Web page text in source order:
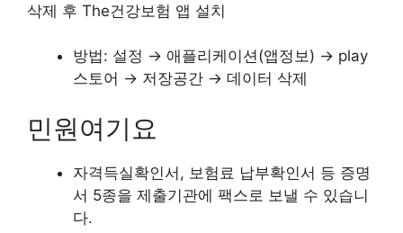
삭제 후 The건강보험 앱 설치
방법: 설정 → 애플리케이션(앱정보) → play
스토어 → 저장공간 → 데이터 삭제
민원여기요
자격득실확인서, 보험료 납부확인서 등 증명
서 5종을 제출기관에 팩스로 보낼 수 있습니
다.